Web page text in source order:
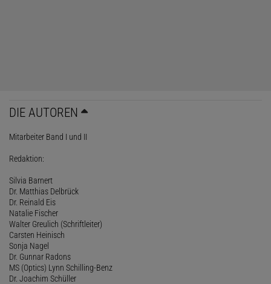
DIE AUTOREN
Mitarbeiter Band I und II
Redaktion:
Silvia Barnert
Dr. Matthias Delbrück
Dr. Reinald Eis
Natalie Fischer
Walter Greulich (Schriftleiter)
Carsten Heinisch
Sonja Nagel
Dr. Gunnar Radons
MS (Optics) Lynn Schilling-Benz
Dr. Joachim Schüller